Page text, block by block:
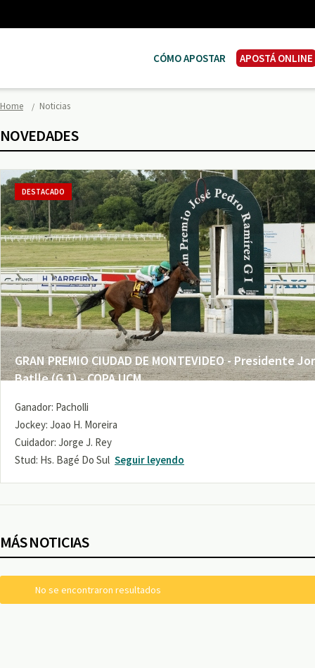
CÓMO APOSTAR APOSTÁ ONLINE
Home Noticias
NOVEDADES
GRAN PREMIO CIUDAD DE MONTEVIDEO - Presidente
Batlle (G 1) - COPA UCM
DESTACADO
Ganador: Pacholli
Jockey: Joao H. Moreira
Cuidador: Jorge J. Rey
Stud: Hs. Bagé Do Sul Seguir leyendo
MÁS NOTICIAS
No se encontraron resultados